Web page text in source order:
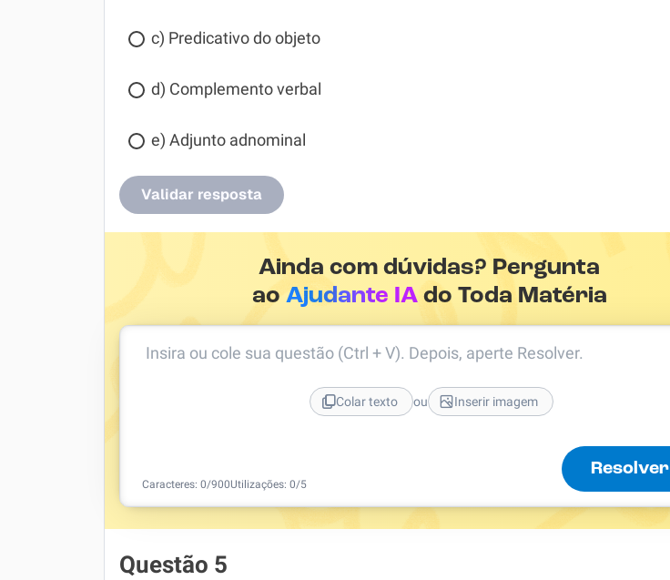
c) Predicativo do objeto
d) Complemento verbal
e) Adjunto adnominal
Validar resposta
Ainda com dúvidas? Pergunta
aoAjudante IAdo Toda Matéria
Caracteres: 0/900Utilizações: 0/5
Resolver
Insira ou cole sua questão (Ctrl + V). Depois, aperte Resolver.
Colar texto ou Inserir imagem
Questão 5